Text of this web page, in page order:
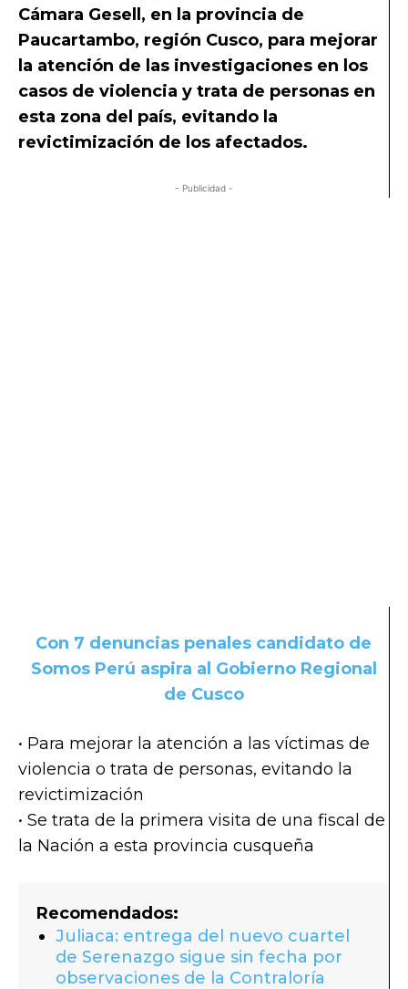
Cámara Gesell, en la provincia de
Paucartambo, región Cusco, para mejorar
la atención de las investigaciones en los
casos de violencia y trata de personas en
esta zona del país, evitando la
revictimización de los afectados.
- Publicidad -
Con 7 denuncias penales candidato de
Somos Perú aspira al Gobierno Regional
de Cusco
• Para mejorar la atención a las víctimas de
violencia o trata de personas, evitando la
revictimización
• Se trata de la primera visita de una fiscal de
la Nación a esta provincia cusqueña
Recomendados:
Juliaca: entrega del nuevo cuartel
de Serenazgo sigue sin fecha por
observaciones de la Contraloría